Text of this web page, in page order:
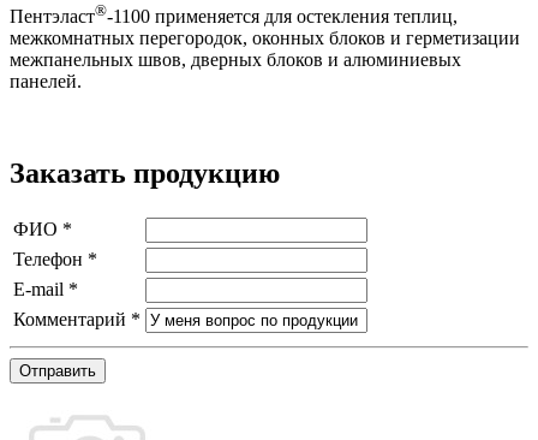
Пентэласт®-1100 применяется для остекления теплиц,
межкомнатных перегородок, оконных блоков и герметизации
межпанельных швов, дверных блоков и алюминиевых
панелей.
Заказать продукцию
ФИО *
Телефон *
E-mail *
Комментарий *
Отправить